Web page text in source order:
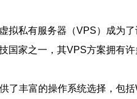
拟私有服务器（VPS）成为
国家之一，其VPS方案拥有
了丰富的操作系统选择，包